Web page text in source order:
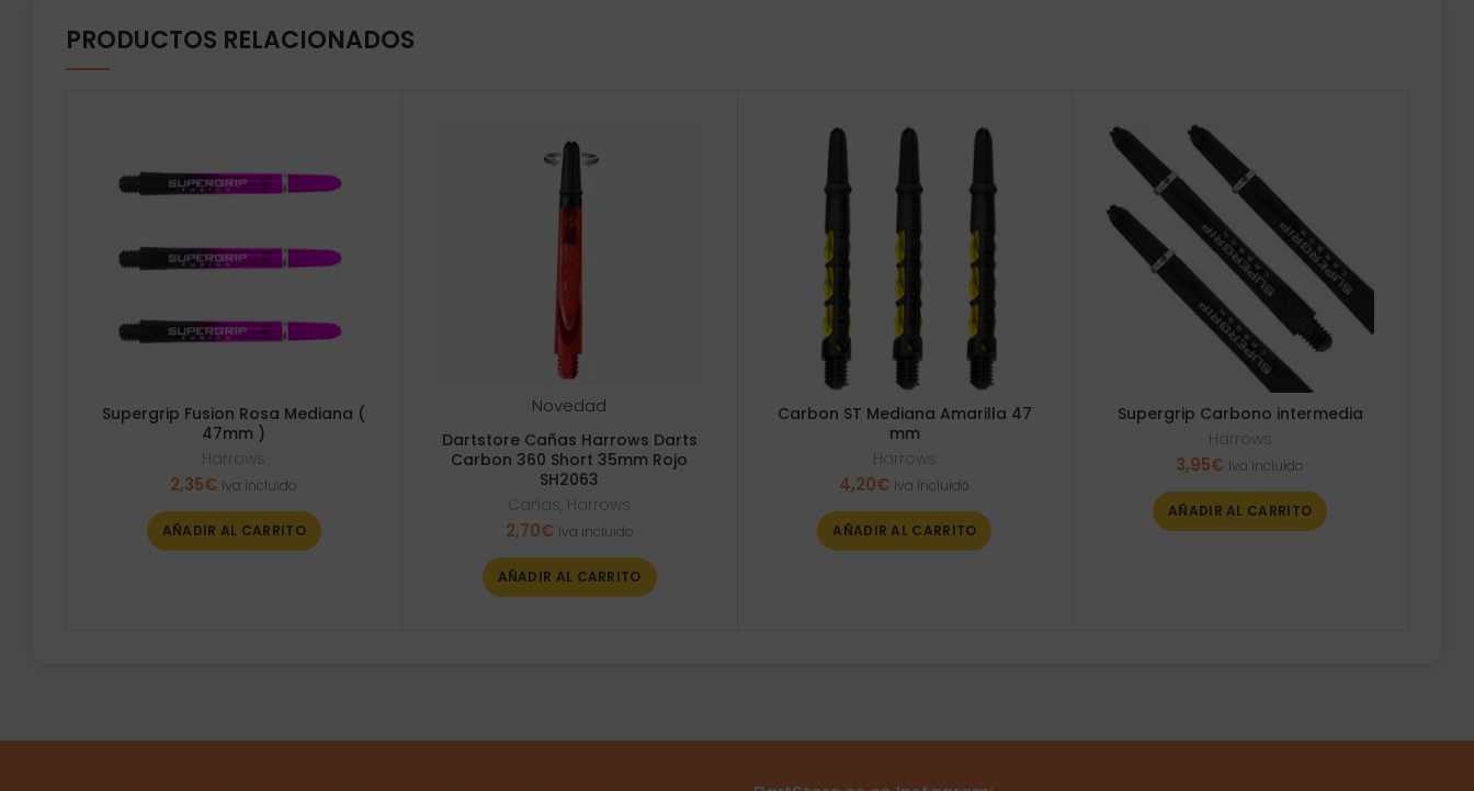
PRODUCTOS RELACIONADOS
Supergrip Fusion Rosa Mediana (
47mm )
Harrows
2,35€ Iva incluido
AÑADIR AL CARRITO
Novedad
Dartstore Cañas Harrows Darts
Carbon 360 Short 35mm Rojo
SH2063
Cañas, Harrows
2,70€ Iva incluido
AÑADIR AL CARRITO
Carbon ST Mediana Amarilla 47
mm
Harrows
4,20€ Iva incluido
AÑADIR AL CARRITO
Supergrip Carbono intermedia
Harrows
3,95€ Iva incluido
AÑADIR AL CARRITO